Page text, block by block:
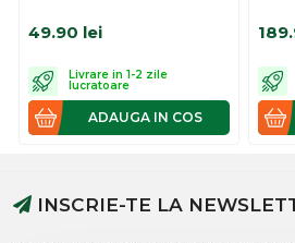
49.90 lei
Livrare in 1-2 zile
lucratoare
ADAUGA IN COS
INSCRIE-TE LA